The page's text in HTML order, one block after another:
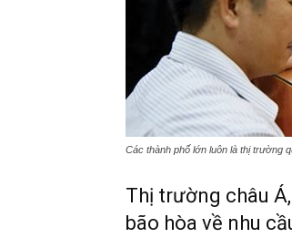
Các thành phố lớn luôn là thị trường
Thị trường châu
bão hòa về nhu